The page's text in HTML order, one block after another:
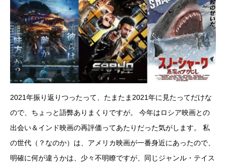
2021年振り返りつったって、たまたま2021年に見たってだけな
ので、ちょっと語弊ありまくりですが。 今年はロシア映画との
出会い＆インド映画の再評価ってあたりだった気がします。 私
の世代（？なのか）は、アメリカ映画が一番身近にあったので、
明確に何が違うかは、少々不明瞭ですが、同じジャンル・テイス